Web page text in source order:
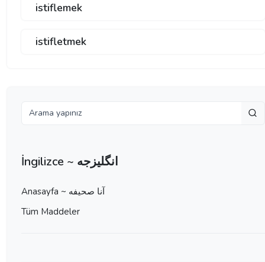
istiflemek
istifletmek
İngilizce ~ انگلیزجه
Anasayfa ~ آنا صحيفه
Tüm Maddeler